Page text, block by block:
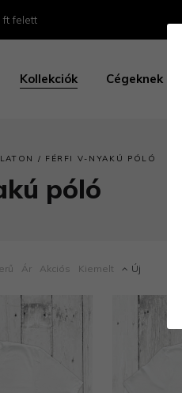
ft felett
Kollekciók Cégeknek
/ FÉRFI V-NYAKÚ PÓLÓ
póló
Ár Akciós Kiemelt Új